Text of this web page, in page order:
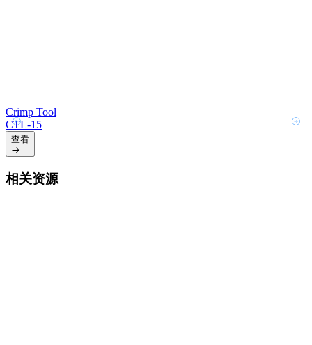
Crimp Tool
CTL-15
查看
相关资源